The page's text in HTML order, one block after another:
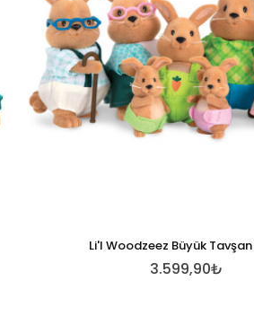
Li'l Woodzeez Büyük
3.599,90₺